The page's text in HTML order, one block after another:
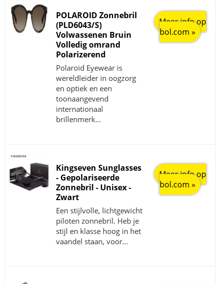
POLAROID Zonnebril
(PLD6043/S)
Volwassenen Bruin
Volledig omrand
Polarizerend
Polaroid Eyewear is
wereldleider in oogzorg
en optiek en een
toonaangevend
internationaal
brillenmerk…
Meer info op
bol.com »
Kingseven Sunglasses
- Gepolariseerde
Zonnebril - Unisex -
Zwart
Een stijlvolle, lichtgewicht
piloten zonnebril. Heb je
stijl en klasse hoog in het
vaandel staan, voor…
Meer info op
bol.com »